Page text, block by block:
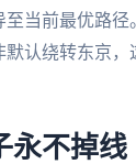
当前最优路
认绕转东京
永不掉线